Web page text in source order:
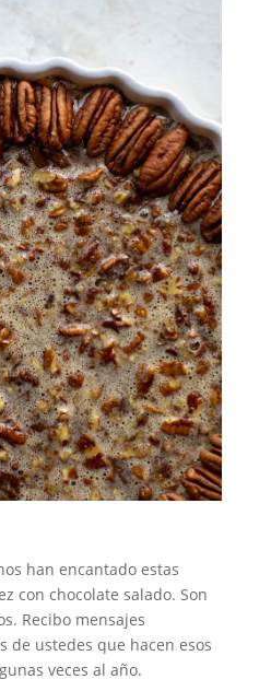
han encantado estas
con chocolate salado. Son
Recibo mensajes
de ustedes que hacen esos
veces al año.